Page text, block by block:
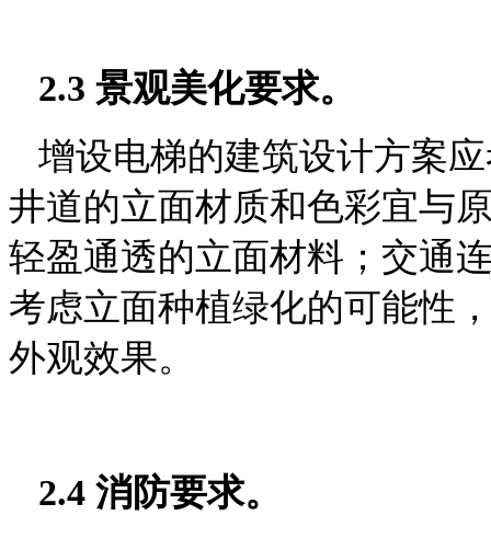
2.3 景观美化要求。
增设电梯的建筑设计方案
井道的立面材质和色彩宜与
轻盈通透的立面材料；交通
考虑立面种植绿化的可能性
外观效果。
2.4 消防要求。